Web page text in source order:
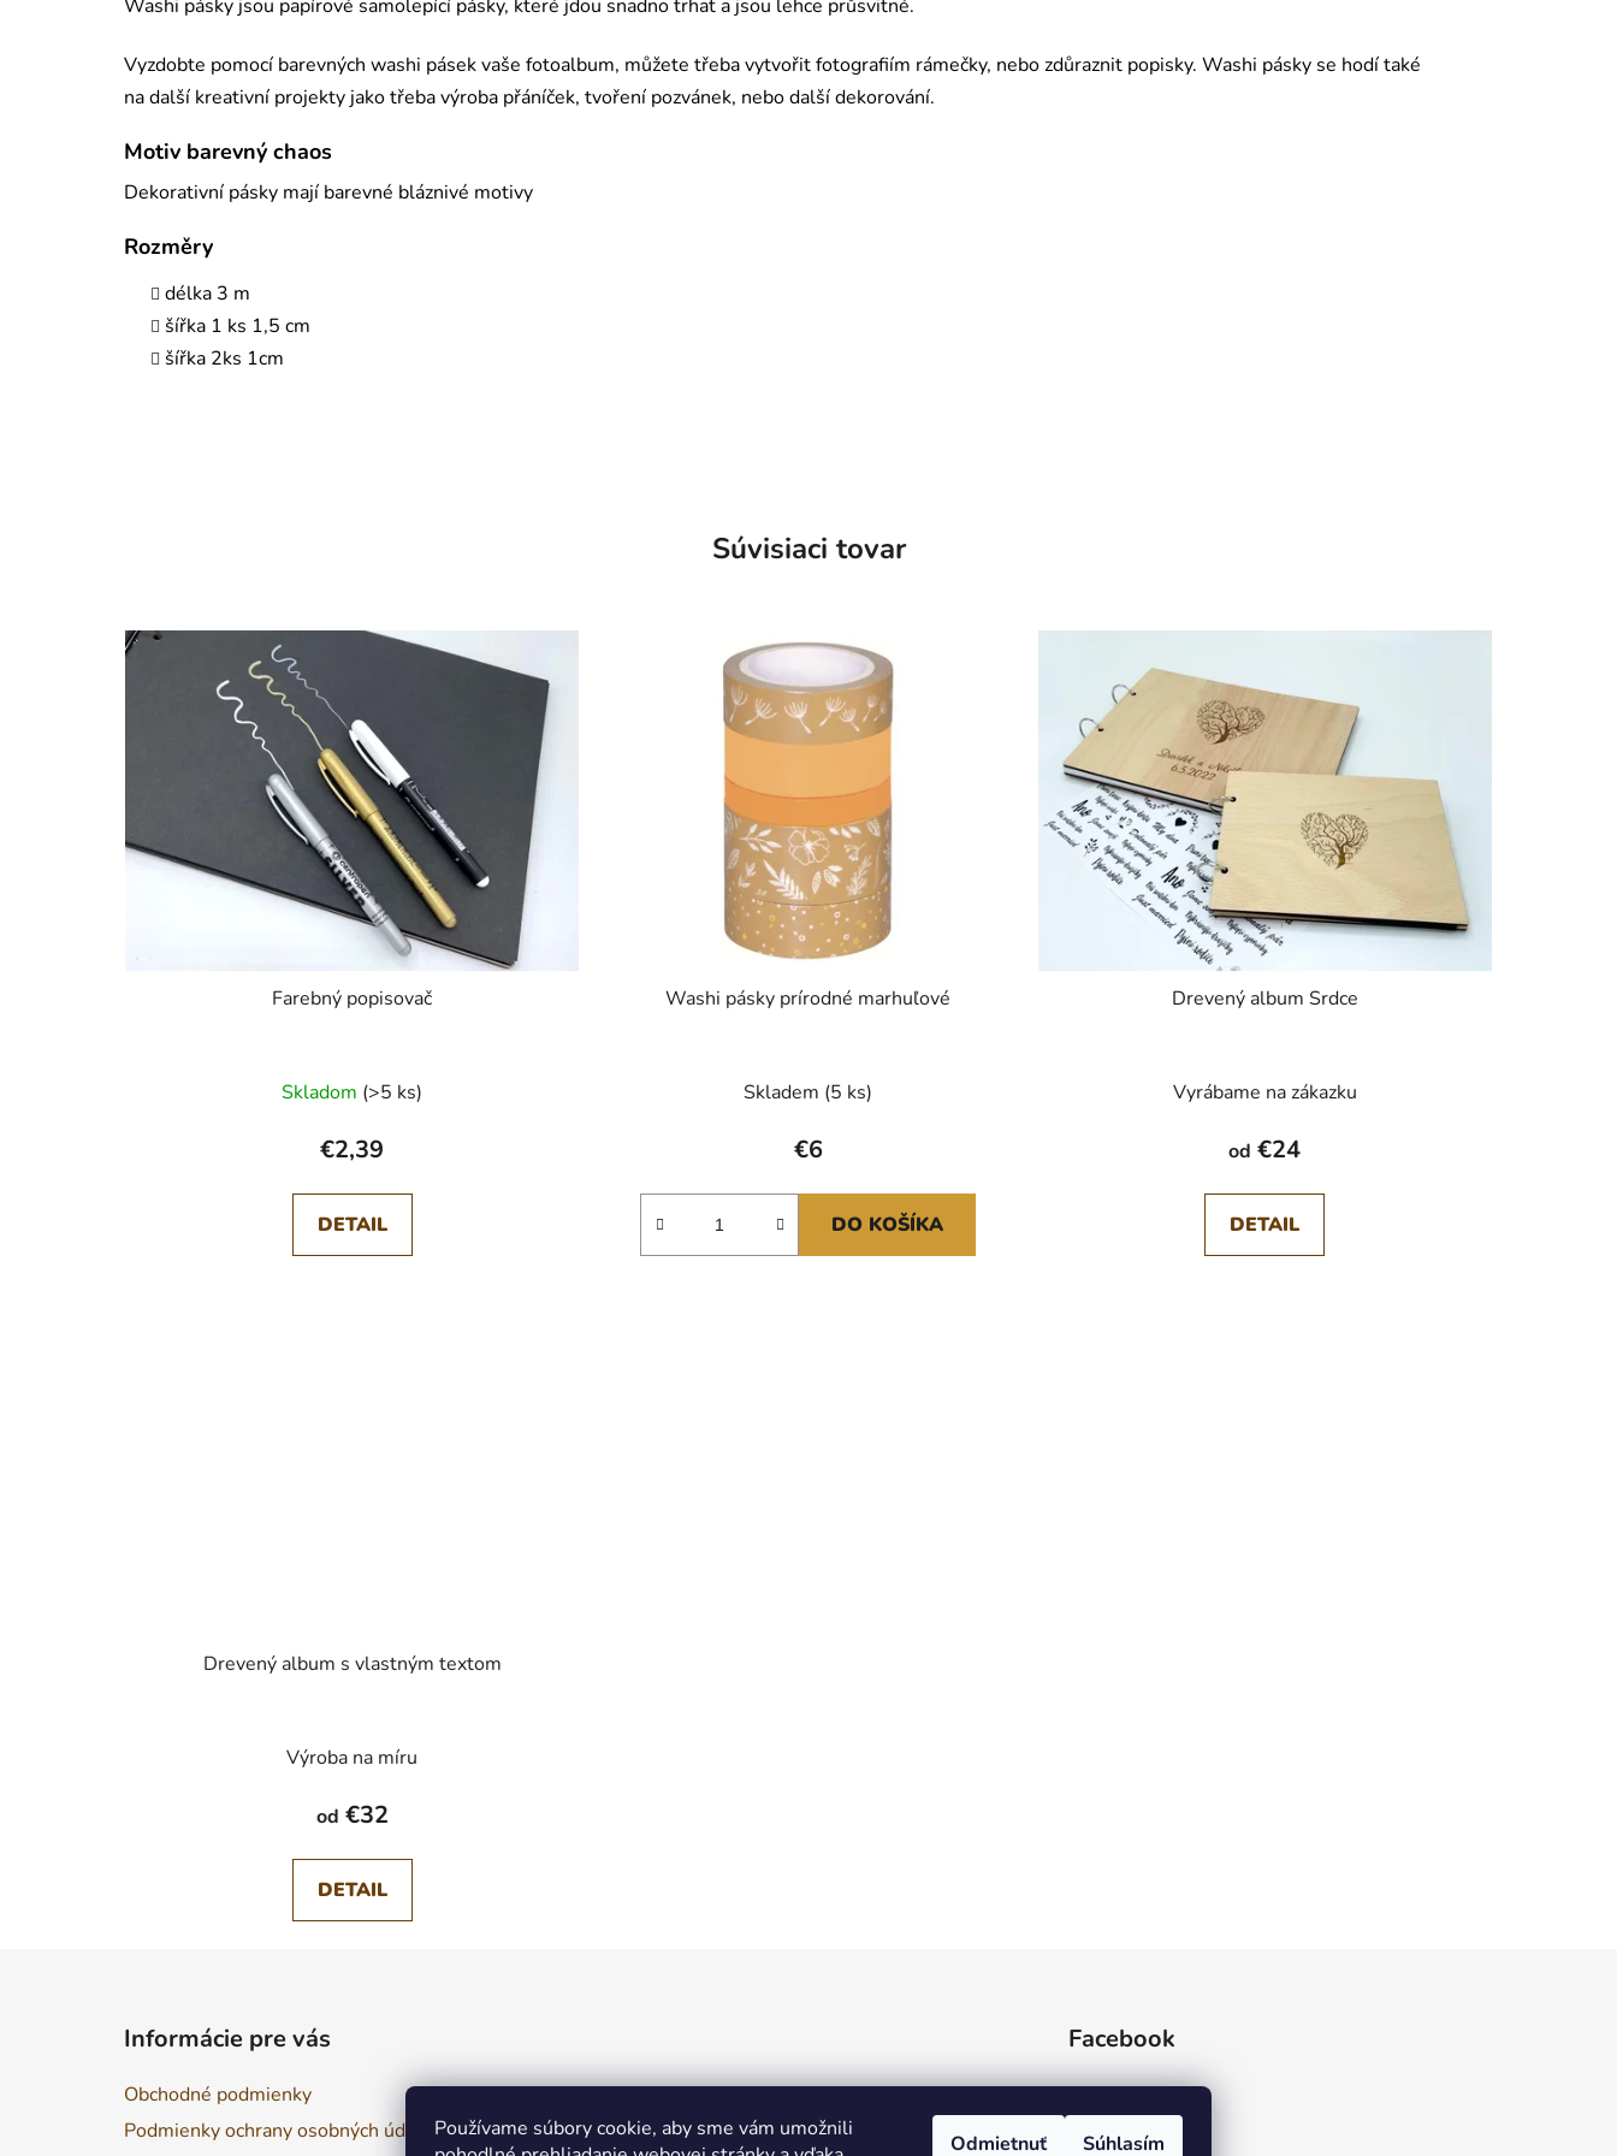
Používame súbory cookie, aby sme vám umožnili
Odmietnuť Súhlasím
Washi pásky jsou papírové samolepící pásky, které jdou snadno trhat a jsou lehce průsvitné.
Vyzdobte pomocí barevných washi pásek vaše fotoalbum, můžete třeba vytvořit fotografiím rámečky, nebo zdůraznit popisky. Washi pásky se hodí také
na další kreativní projekty jako třeba výroba přáníček, tvoření pozvánek, nebo další dekorování.
Motiv barevný chaos
Dekorativní pásky mají barevné bláznivé motivy
Rozměry
délka 3 m
šířka 1 ks 1,5 cm
šířka 2ks 1cm
Súvisiaci tovar
Farebný popisovač
Skladom (>5 ks)
€2,39
DETAIL
Washi pásky prírodné marhuľové
Skladem (5 ks)
€6
DO KOŠÍKA
Drevený album Srdce
Vyrábame na zákazku
od €24
DETAIL
Drevený album s vlastným textom
Výroba na míru
od €32
DETAIL
Informácie pre vás
Obchodné podmienky
Podmienky ochrany osobných údajov
Facebook